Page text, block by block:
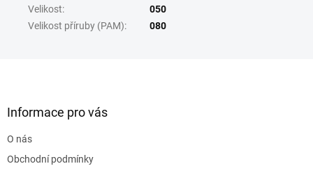
Velikost:
050
Velikost příruby (PAM): 080
Informace pro vás
O nás
Obchodní podmínky